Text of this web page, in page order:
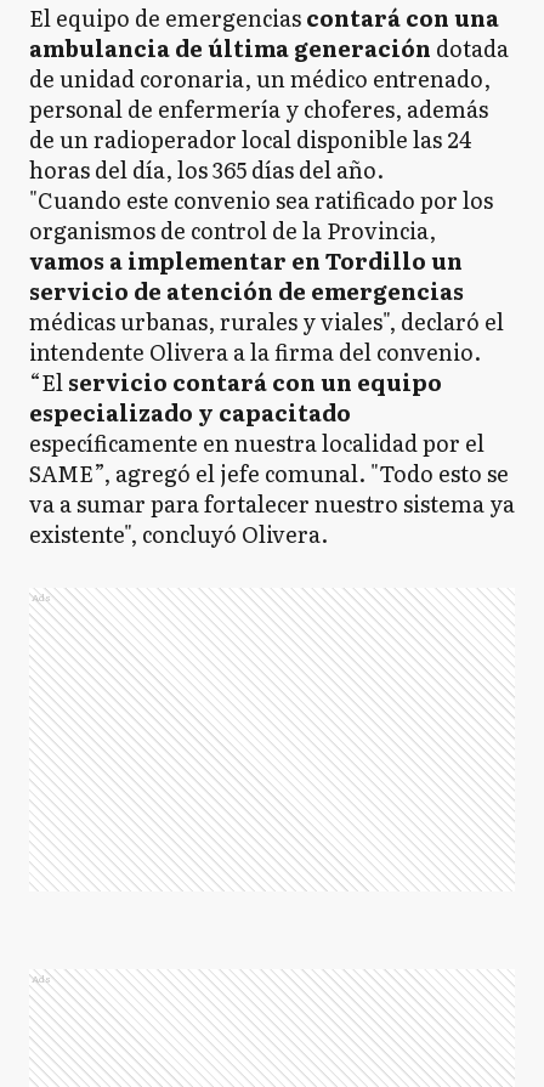
El equipo de emergenciascontará con una
ambulancia de última generación dotada
de unidad coronaria, un médico entrenado,
personal de enfermería y choferes, además
de un radioperador local disponible las 24
horas del día, los 365 días del año.
"Cuando este convenio sea ratificado por los
organismos de control de la Provincia,
vamos a implementar en Tordillo un
servicio de atención de emergencias
médicas urbanas, rurales y viales", declaró el
intendente Olivera a la firma del convenio.
“Elservicio contará con un equipo
especializado y capacitado
específicamente en nuestra localidad por el
SAME”, agregó el jefe comunal. "Todo esto se
va a sumar para fortalecer nuestro sistema ya
existente", concluyó Olivera.
Ads
Ads